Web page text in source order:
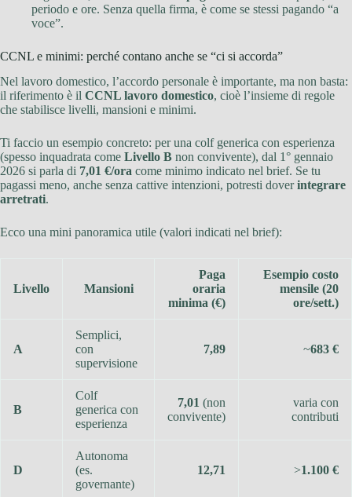
periodo e ore. Senza quella firma, è come se stessi pagando “a
voce”.
CCNL e minimi: perché contano anche se “ci si accorda”
Nel lavoro domestico, l’accordo personale è importante, ma non basta:
il riferimento è il CCNL lavoro domestico, cioè l’insieme di regole
che stabilisce livelli, mansioni e minimi.
Ti faccio un esempio concreto: per una colf generica con esperienza
(spesso inquadrata come Livello B non convivente), dal 1° gennaio
2026 si parla di 7,01 €/ora come minimo indicato nel brief. Se tu
pagassi meno, anche senza cattive intenzioni, potresti doverintegrare
arretrati.
Ecco una mini panoramica utile (valori indicati nel brief):
Livello Mansioni
Paga
oraria
minima (€)
Esempio costo
mensile (20
ore/sett.)
A
Semplici,
con
supervisione
7,89 ~683 €
B
Colf
generica con
esperienza
7,01 (non
convivente)
varia con
contributi
D
Autonoma
(es.
governante)
12,71 >1.100 €